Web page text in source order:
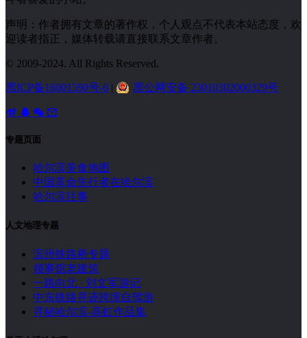
声明：作者拥有文章的著作权，个人观点不代表本站态度，欢
迎读者指正，媒体转载请直接联系文章作者。
© 2009-2024. All Rights Reserved.
黑ICP备16001590号-6 | 黑公网安备 23010302000329号
专题页面
哈尔滨美食地图
中国革命先行者在哈尔滨
哈尔滨往事
人文地理专题
滨州铁路桥专题
领事馆老建筑
一路向北 · 刘文军游记
中东铁路寻迹跨境自驾游
寻秘哈尔滨-高虹作品集